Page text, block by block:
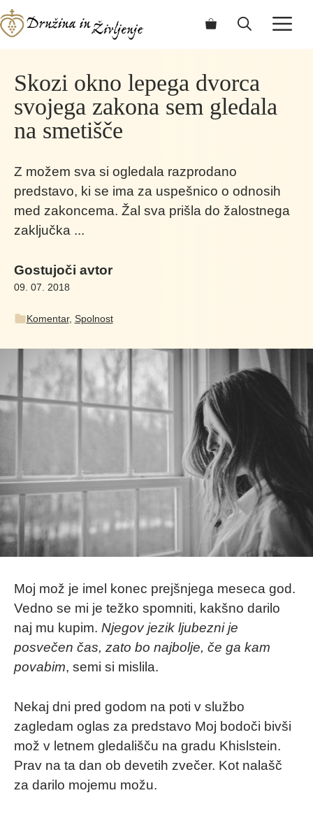
Skip
to
Skozi okno lepega dvorca
svojega zakona sem gledala
na smetišče
Z možem sva si ogledala razprodano
predstavo, ki se ima za uspešnico o odnosih
med zakoncema. Žal sva prišla do žalostnega
zaključka ...
Gostujoči avtor
09. 07. 2018
Komentar, Spolnost
Moj mož je imel konec prejšnjega meseca god.
Vedno se mi je težko spomniti, kakšno darilo
naj mu kupim. Njegov jezik ljubezni je
posvečen čas, zato bo najbolje, če ga kam
povabim, semi si mislila.
Nekaj dni pred godom na poti v službo
zagledam oglas za predstavo Moj bodoči bivši
mož v letnem gledališču na gradu Khislstein.
Prav na ta dan ob devetih zvečer. Kot nalašč
za darilo mojemu možu.